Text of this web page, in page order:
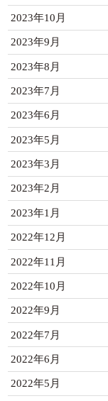
2023年10月
2023年9月
2023年8月
2023年7月
2023年6月
2023年5月
2023年3月
2023年2月
2023年1月
2022年12月
2022年11月
2022年10月
2022年9月
2022年7月
2022年6月
2022年5月